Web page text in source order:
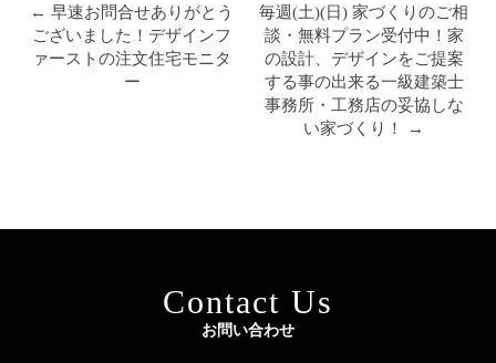
← 早速お問合せありがとう
ございました！デザインフ
ァーストの注文住宅モニタ
ー
毎週(土)(日) 家づくりのご相
談・無料プラン受付中！家
の設計、デザインをご提案
する事の出来る一級建築士
事務所・工務店の妥協しな
い家づくり！ →
Contact Us
お問い合わせ